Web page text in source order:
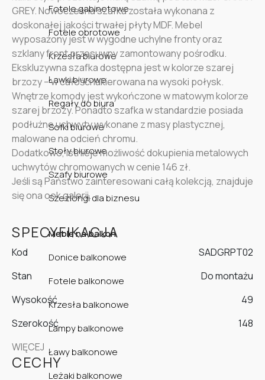
Fotele gabinetowe
Fotele obrotowe
Krzesła biurowe
Ławki biurowe
Regały do biura
Sofki biurowe
Stoły biurowe
Szafy biurowe
Szezlongi dla biznesu
Meble na balkon
Donice balkonowe
Fotele balkonowe
Krzesła balkonowe
Lampy balkonowe
Ławy balkonowe
Leżaki balkonowe
GREY. Nowoczesna szafka została wykonana z
doskonałej jakości trwałej płyty MDF. Mebel
wyposażony jest w wygodne uchylne fronty oraz
szklany front przesuwny zamontowany pośrodku.
Ekskluzywna szafka dostępna jest w kolorze szarej
brzozy – w całości lakierowana na wysoki połysk.
Wnętrze komody jest wykończone w matowym kolorze
szarej brzozy. Ponadto szafka w standardzie posiada
podłużne uchwyty wykonane z masy plastycznej,
malowane na odcień chromu.
Dodatkowo, istnieje możliwość dokupienia metalowych
uchwytów chromowanych w cenie 146 zł.
Jeśli są Państwo zainteresowani całą kolekcją, znajduje
się ona ook galerii.
SPECYFIKACJA
Kod
SADGRPT02
Stan
Do montażu
Wysokość
49
Szerokość
148
WIĘCEJ
CECHY